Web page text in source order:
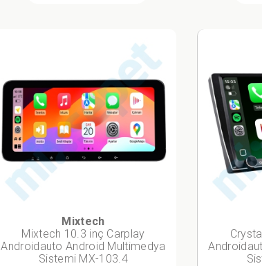
Mixtech
Mixtech 10.3 inç Carplay
Androidauto Android Multimedya
Sistemi MX-103.4